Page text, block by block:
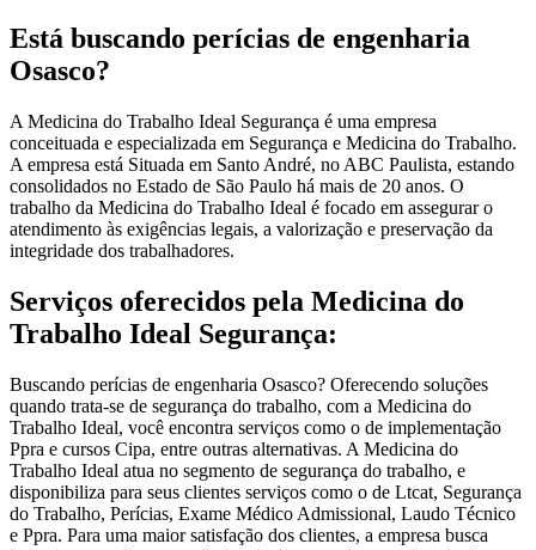
Está buscando perícias de engenharia
Osasco?
A Medicina do Trabalho Ideal Segurança é uma empresa
conceituada e especializada em Segurança e Medicina do Trabalho.
A empresa está Situada em Santo André, no ABC Paulista, estando
consolidados no Estado de São Paulo há mais de 20 anos. O
trabalho da Medicina do Trabalho Ideal é focado em assegurar o
atendimento às exigências legais, a valorização e preservação da
integridade dos trabalhadores.
Serviços oferecidos pela Medicina do
Trabalho Ideal Segurança:
Buscando perícias de engenharia Osasco? Oferecendo soluções
quando trata-se de segurança do trabalho, com a Medicina do
Trabalho Ideal, você encontra serviços como o de implementação
Ppra e cursos Cipa, entre outras alternativas. A Medicina do
Trabalho Ideal atua no segmento de segurança do trabalho, e
disponibiliza para seus clientes serviços como o de Ltcat, Segurança
do Trabalho, Perícias, Exame Médico Admissional, Laudo Técnico
e Ppra. Para uma maior satisfação dos clientes, a empresa busca